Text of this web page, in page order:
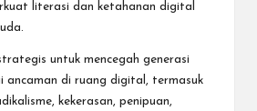
literasi dan ketahanan digital
untuk mencegah generasi
ancaman di ruang digital, termasuk
kekerasan, penipuan,